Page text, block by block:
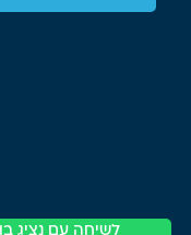
לשיחה עם נציג